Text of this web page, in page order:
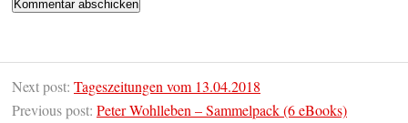
Next post: Tageszeitungen vom 13.04.2018
Previous post: Peter Wohlleben – Sammelpack (6 eBooks)